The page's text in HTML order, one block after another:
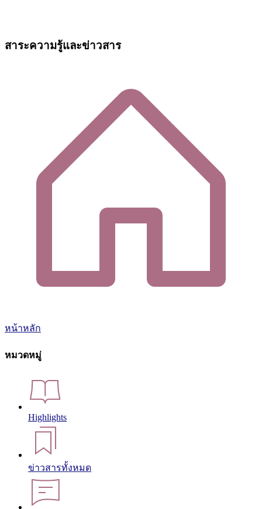
สาระความรู้และข่าวสาร
หน้าหลัก
หมวดหมู่
Highlights
ข่าวสารทั้งหมด